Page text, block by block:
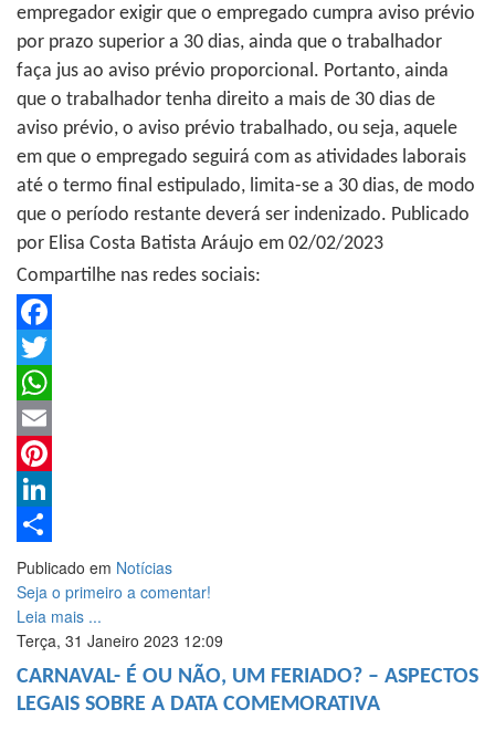
empregador exigir que o empregado cumpra aviso prévio
por prazo superior a 30 dias, ainda que o trabalhador
faça jus ao aviso prévio proporcional. Portanto, ainda
que o trabalhador tenha direito a mais de 30 dias de
aviso prévio, o aviso prévio trabalhado, ou seja, aquele
em que o empregado seguirá com as atividades laborais
até o termo final estipulado, limita-se a 30 dias, de modo
que o período restante deverá ser indenizado. Publicado
por Elisa Costa Batista Aráujo em 02/02/2023
Compartilhe nas redes sociais:
Facebook
Twitter
WhatsApp
Email
Pinterest
LinkedIn
Share
Publicado em Notícias
Seja o primeiro a comentar!
Leia mais ...
Terça, 31 Janeiro 2023 12:09
CARNAVAL- É OU NÃO, UM FERIADO? – ASPECTOS
LEGAIS SOBRE A DATA COMEMORATIVA